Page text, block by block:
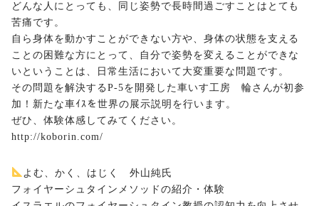
どんな人にとっても、同じ姿勢で長時間過ごすことはとても
苦痛です。
自ら身体を動かすことができない方や、身体の状態を支える
ことの困難な方にとって、自分で姿勢を変えることができな
いということは、日常生活において大変重要な問題です。
その問題を解決するP-5を開発した車いす工房 輪さんが初参
加！新たな車ｲｽを世界の展示説明を行います。
ぜひ、体験体感してみてください。
http://koborin.com/
よむ、かく、はじく 外山純氏
フォイヤーシュタインメソッドの紹介・体験